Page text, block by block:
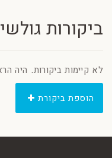
ביקורות
לא קיימות ביקורות. היה
הוספת ביקורת